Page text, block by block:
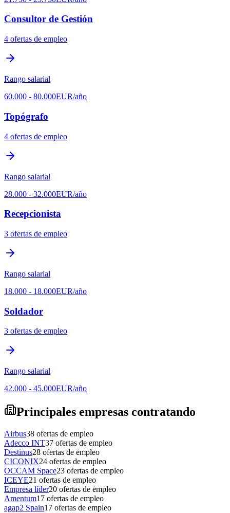
Consultor de Gestión
4 ofertas de empleo
Rango salarial
60.000 - 80.000EUR/año
Topógrafo
4 ofertas de empleo
Rango salarial
28.000 - 32.000EUR/año
Recepcionista
3 ofertas de empleo
Rango salarial
18.000 - 18.000EUR/año
Soldador
3 ofertas de empleo
Rango salarial
42.000 - 45.000EUR/año
Principales empresas contratando
Airbus38 ofertas de empleo
Adecco INT37 ofertas de empleo
Destinus28 ofertas de empleo
CICONIX24 ofertas de empleo
OCCAM Space23 ofertas de empleo
ICEYE21 ofertas de empleo
Empresa líder20 ofertas de empleo
Amentum17 ofertas de empleo
agap2 Spain17 ofertas de empleo